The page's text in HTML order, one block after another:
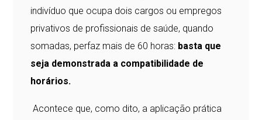
indivíduo que ocupa dois cargos ou empregos
privativos de profissionais de saúde, quando
somadas, perfaz mais de 60 horas: basta que
seja demonstrada a compatibilidade de
horários.
Acontece que, como dito, a aplicação prática